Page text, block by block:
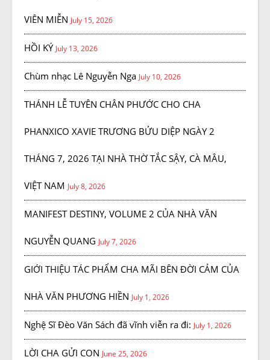
VIÊN MIỄN July 15, 2026
HỒI KÝ July 13, 2026
Chùm nhạc Lê Nguyễn Nga July 10, 2026
THÁNH LỄ TUYÊN CHÂN PHƯỚC CHO CHA
PHANXICO XAVIE TRƯƠNG BỬU DIỆP NGÀY 2
THÁNG 7, 2026 TẠI NHÀ THỜ TẮC SẬY, CÀ MÂU,
VIỆT NAM July 8, 2026
MANIFEST DESTINY, VOLUME 2 CỦA NHÀ VĂN
NGUYỄN QUANG July 7, 2026
GIỚI THIỆU TÁC PHẨM CHA MÃI BÊN ĐỜI CẢM CỦA
NHÀ VĂN PHƯƠNG HIỀN July 1, 2026
Nghệ Sĩ Đèo Văn Sách đã vĩnh viễn ra đi: July 1, 2026
LỜI CHA GỬI CON June 25, 2026